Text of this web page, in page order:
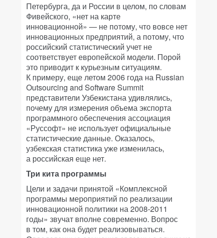
Петербурга, да и России в целом, по словам
Фивейского, «нет на карте
инновационной» — не потому, что вовсе нет
инновационных предприятий, а потому, что
российский статистический учет не
соответствует европейской модели. Порой
это приводит к курьезным ситуациям.
К примеру, еще летом 2006 года на Russian
Outsourcing and Software Summit
представители Узбекистана удивлялись,
почему для измерения объема экспорта
программного обеспечения ассоциация
«Руссофт» не использует официальные
статистические данные. Оказалось,
узбекская статистика уже изменилась,
а российская еще нет.
Три кита программы
Цели и задачи принятой «Комплексной
программы мероприятий по реализации
инновационной политики на 2008-2011
годы» звучат вполне современно. Вопрос
в том, как она будет реализовываться.